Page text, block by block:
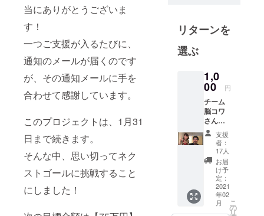
当にありがとうございま
す！
一つご支援が入るたびに、
通知のメールが届くのです
が、その通知メールに手を
合わせて感謝しています。
このプロジェクトは、1月31
日まで続きます。
そんな中、思い切ってネク
ストゴールに挑戦すること
にしました！
リターンを
選ぶ
1,0
00 円
チーム
脳コワ
さん二
人から
のサン
キュー
動画
チーム
脳コワ
さん、
鈴木大
介、西
支援
者：
17人
お届
け予
定：
2021
年02
月
こ
の
リ